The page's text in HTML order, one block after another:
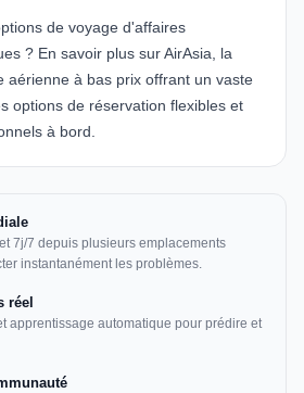
de voyage d'affaires
? En savoir plus surAirAsia, la
aérienne à bas prix offrant un vaste
options de réservation flexibles et
à bord.
7j/7 depuis plusieurs emplacements
instantanément les problèmes.
réel
apprentissage automatique pour prédire et